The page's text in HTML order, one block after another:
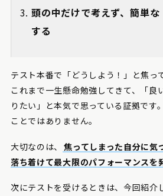
頭の中だけで考えず、簡単
する
テスト本番で「どうしよう！」と焦っ
これまで一生懸命勉強してきて、「良
りたい」と本気で思っている証拠です
ことではありません。
大切なのは、 焦ってしまった自分に気
落ち着けて最大限のパフォーマンスを
次にテストを受けるときは、今回紹介